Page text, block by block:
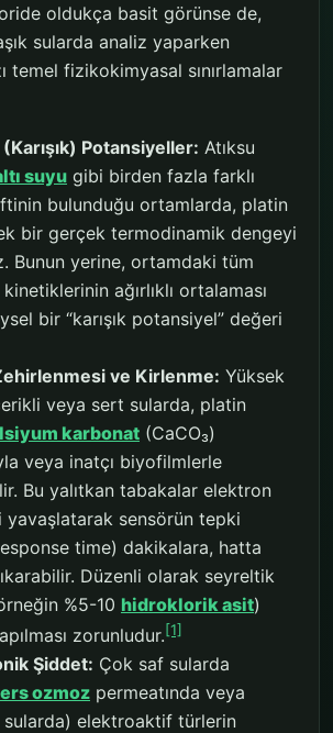
oldukça basit görünse de,
sularda analiz yaparken
temel fizikokimyasal sınırlamalar
(Karışık) Potansiyeller: Atıksu
suyu gibi birden fazla farklı
bulunduğu ortamlarda, platin
bir gerçek termodinamik dengeyi
Bunun yerine, ortamdaki tüm
ağırlıklı ortalaması
bir “karışık potansiyel” değeri
ve Kirlenme: Yüksek
veya sert sularda, platin
karbonat (CaCO₃)
veya inatçı biyofilmlerle
Bu yalıtkan tabakalar elektron
yavaşlatarak sensörün tepki
time) dakikalara, hatta
Düzenli olarak seyreltik
%5-10 hidroklorik asit)
zorunludur.[1]
Şiddet: Çok saf sularda
ozmoz permeatında veya
elektroaktif türlerin